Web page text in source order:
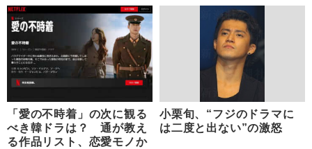
「愛の不時着」の次に観る
べき韓ドラは？ 通が教え
る作品リスト、恋愛モノか
小栗旬、“フジのドラマに
は二度と出ない”の激怒